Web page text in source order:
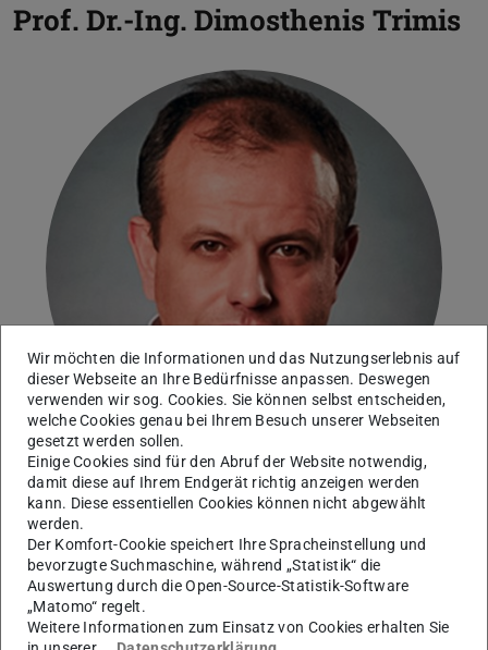
Prof. Dr.-Ing. Dimosthenis Trimis
Karlsruher Institut für Technologie (KIT)
Arbeitsgebiet(e)
Untersuchung der Wellengeschwindigkeit und
Struktur bei laminarer Verbrennung
Wir möchten die Informationen und das Nutzungserlebnis auf
dieser Webseite an Ihre Bedürfnisse anpassen. Deswegen
verwenden wir sog. Cookies. Sie können selbst entscheiden,
welche Cookies genau bei Ihrem Besuch unserer Webseiten
gesetzt werden sollen.
Einige Cookies sind für den Abruf der Website notwendig,
damit diese auf Ihrem Endgerät richtig anzeigen werden
kann. Diese essentiellen Cookies können nicht abgewählt
werden.
Der Komfort-Cookie speichert Ihre Spracheinstellung und
bevorzugte Suchmaschine, während „Statistik“ die
Auswertung durch die Open-Source-Statistik-Software
„Matomo“ regelt.
Weitere Informationen zum Einsatz von Cookies erhalten Sie